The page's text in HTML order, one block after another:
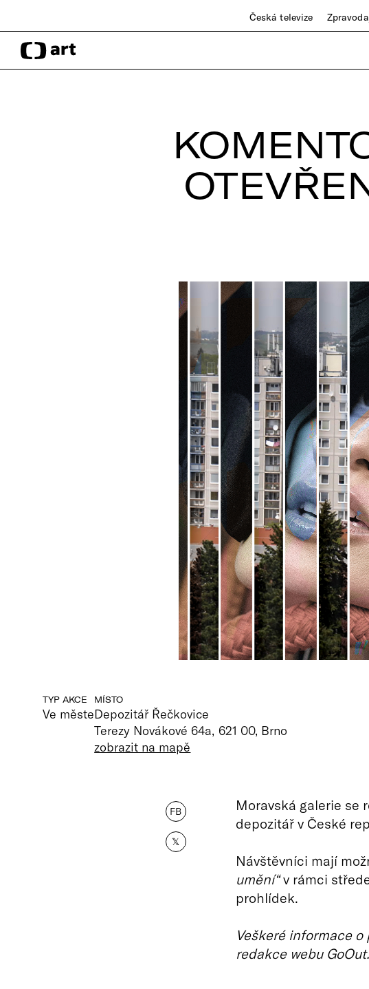
Česká televize
TYP AKCE
Ve měste
MÍSTO
Depozitář Řečkovice
Terezy Novákové 64a, 621 00, Brno
zobrazit na mapě
FB
𝕏
Moravská galerie se
depozitář v České
Návštěvníci mají
umění“v rámci
prohlídek.
Veškeré informace
redakce webu GoOut.